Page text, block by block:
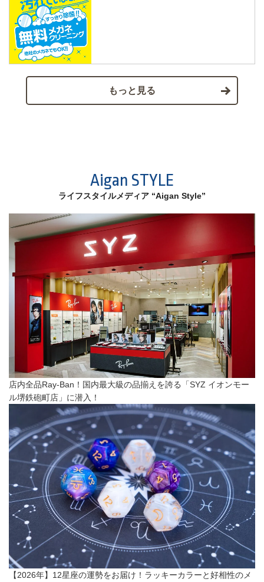
もっと見る
Aigan STYLE
ライフスタイルメディア “Aigan Style”
店内全品Ray-Ban！国内最大級の品揃えを誇る「SYZ イオンモー
ル堺鉄砲町店」に潜入！
【2026年】12星座の運勢をお届け！ラッキーカラーと好相性のメ